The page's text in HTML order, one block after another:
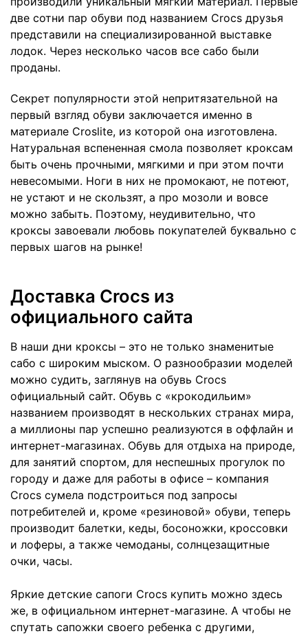
две сотни пар обуви под названием Сrocs друзья
представили на специализированной выставке
лодок. Через несколько часов все сабо были
проданы.
Секрет популярности этой непритязательной на
первый взгляд обуви заключается именно в
материале Croslite, из которой она изготовлена.
Натуральная вспененная смола позволяет кроксам
быть очень прочными, мягкими и при этом почти
невесомыми. Ноги в них не промокают, не потеют,
не устают и не скользят, а про мозоли и вовсе
можно забыть. Поэтому, неудивительно, что
кроксы завоевали любовь покупателей буквально с
первых шагов на рынке!
Доставка Crocs из
официального сайта
В наши дни кроксы – это не только знаменитые
сабо с широким мыском. О разнообразии моделей
можно судить, заглянув на обувь Сrocs
официальный сайт. Обувь с «крокодильим»
названием производят в нескольких странах мира,
а миллионы пар успешно реализуются в оффлайн и
интернет-магазинах. Обувь для отдыха на природе,
для занятий спортом, для неспешных прогулок по
городу и даже для работы в офисе – компания
Crocs сумела подстроиться под запросы
потребителей и, кроме «резиновой» обуви, теперь
производит балетки, кеды, босоножки, кроссовки
и лоферы, а также чемоданы, солнцезащитные
очки, часы.
Яркие детские сапоги Сrocs купить можно здесь
же, в официальном интернет-магазине. А чтобы не
спутать сапожки своего ребенка с другими,